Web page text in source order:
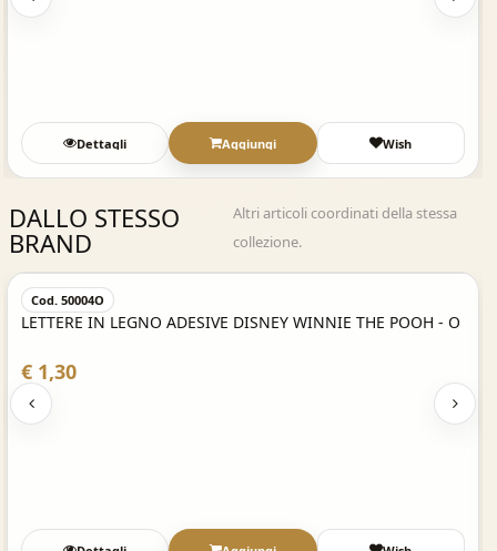
Dettagli Aggiungi Wish
DALLO STESSO
BRAND
Altri articoli coordinati della stessa
collezione.
Acquisto Veloce
Cod. 50004O
LETTERE IN LEGNO ADESIVE DISNEY WINNIE THE POOH - O
€ 1,30